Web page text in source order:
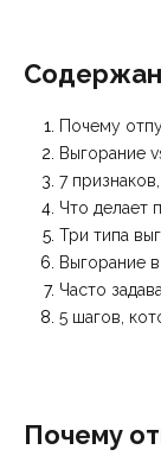
Почему
Выгорание
7
Что делает
Три типа
Выгорание
Часто
5 шагов,
Почему